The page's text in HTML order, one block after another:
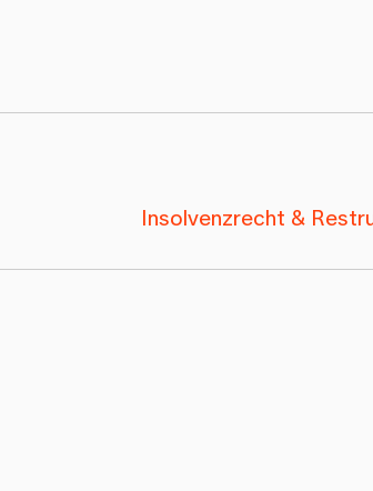
Insolvenzrecht &